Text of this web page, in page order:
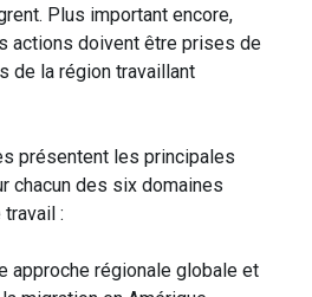
Plus important encore,
actions doivent être prises de
de la région travaillant
présentent les principales
chacun des six domaines
:
approche régionale globale et